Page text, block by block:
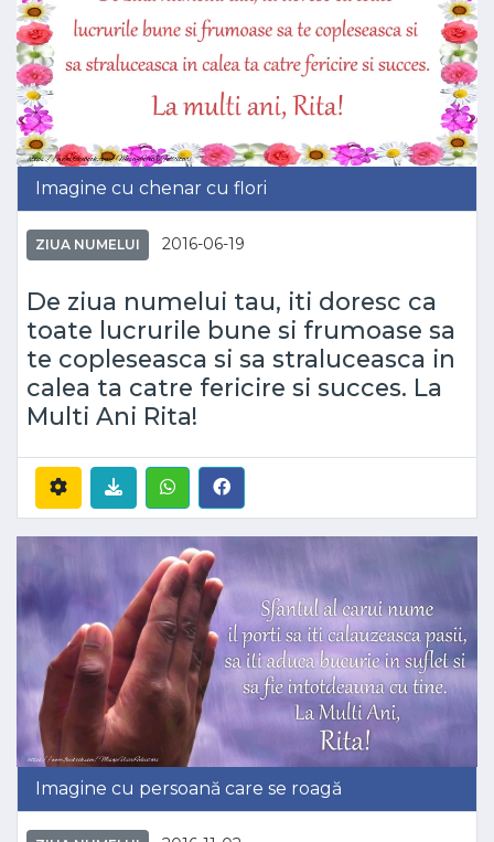
Imagine cu chenar cu flori
ZIUA NUMELUI 2016-06-19
De ziua numelui tau, iti doresc ca
toate lucrurile bune si frumoase sa
te copleseasca si sa straluceasca in
calea ta catre fericire si succes. La
Multi Ani Rita!
Imagine cu persoană care se roagă